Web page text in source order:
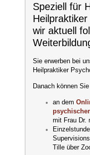
Speziell für
wir aktuell
Sie erwerben bei
Heilpraktiker
Danach können
an dem
mit Frau Dr.
Tille über